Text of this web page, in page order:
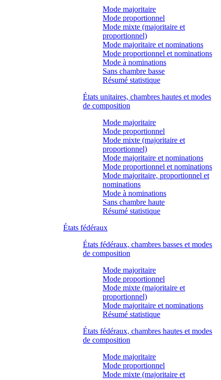
Mode majoritaire
Mode proportionnel
Mode mixte (majoritaire et
proportionnel)
Mode majoritaire et nominations
Mode proportionnel et nominations
Mode à nominations
Sans chambre basse
Résumé statistique
États unitaires, chambres hautes et modes
de composition
Mode majoritaire
Mode proportionnel
Mode mixte (majoritaire et
proportionnel)
Mode majoritaire et nominations
Mode proportionnel et nominations
Mode majoritaire, proportionnel et
nominations
Mode à nominations
Sans chambre haute
Résumé statistique
États fédéraux
États fédéraux, chambres basses et modes
de composition
Mode majoritaire
Mode proportionnel
Mode mixte (majoritaire et
proportionnel)
Mode majoritaire et nominations
Résumé statistique
États fédéraux, chambres hautes et modes
de composition
Mode majoritaire
Mode proportionnel
Mode mixte (majoritaire et